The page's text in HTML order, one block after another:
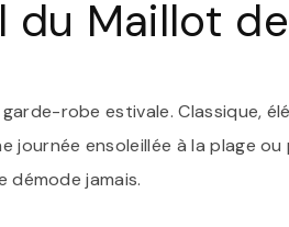
Maillot
robe estivale. Classique,
journée ensoleillée à la plage
démode jamais.